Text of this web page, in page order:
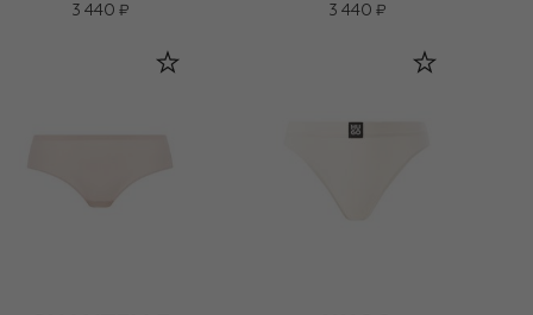
3 440 ₽
3 440 ₽